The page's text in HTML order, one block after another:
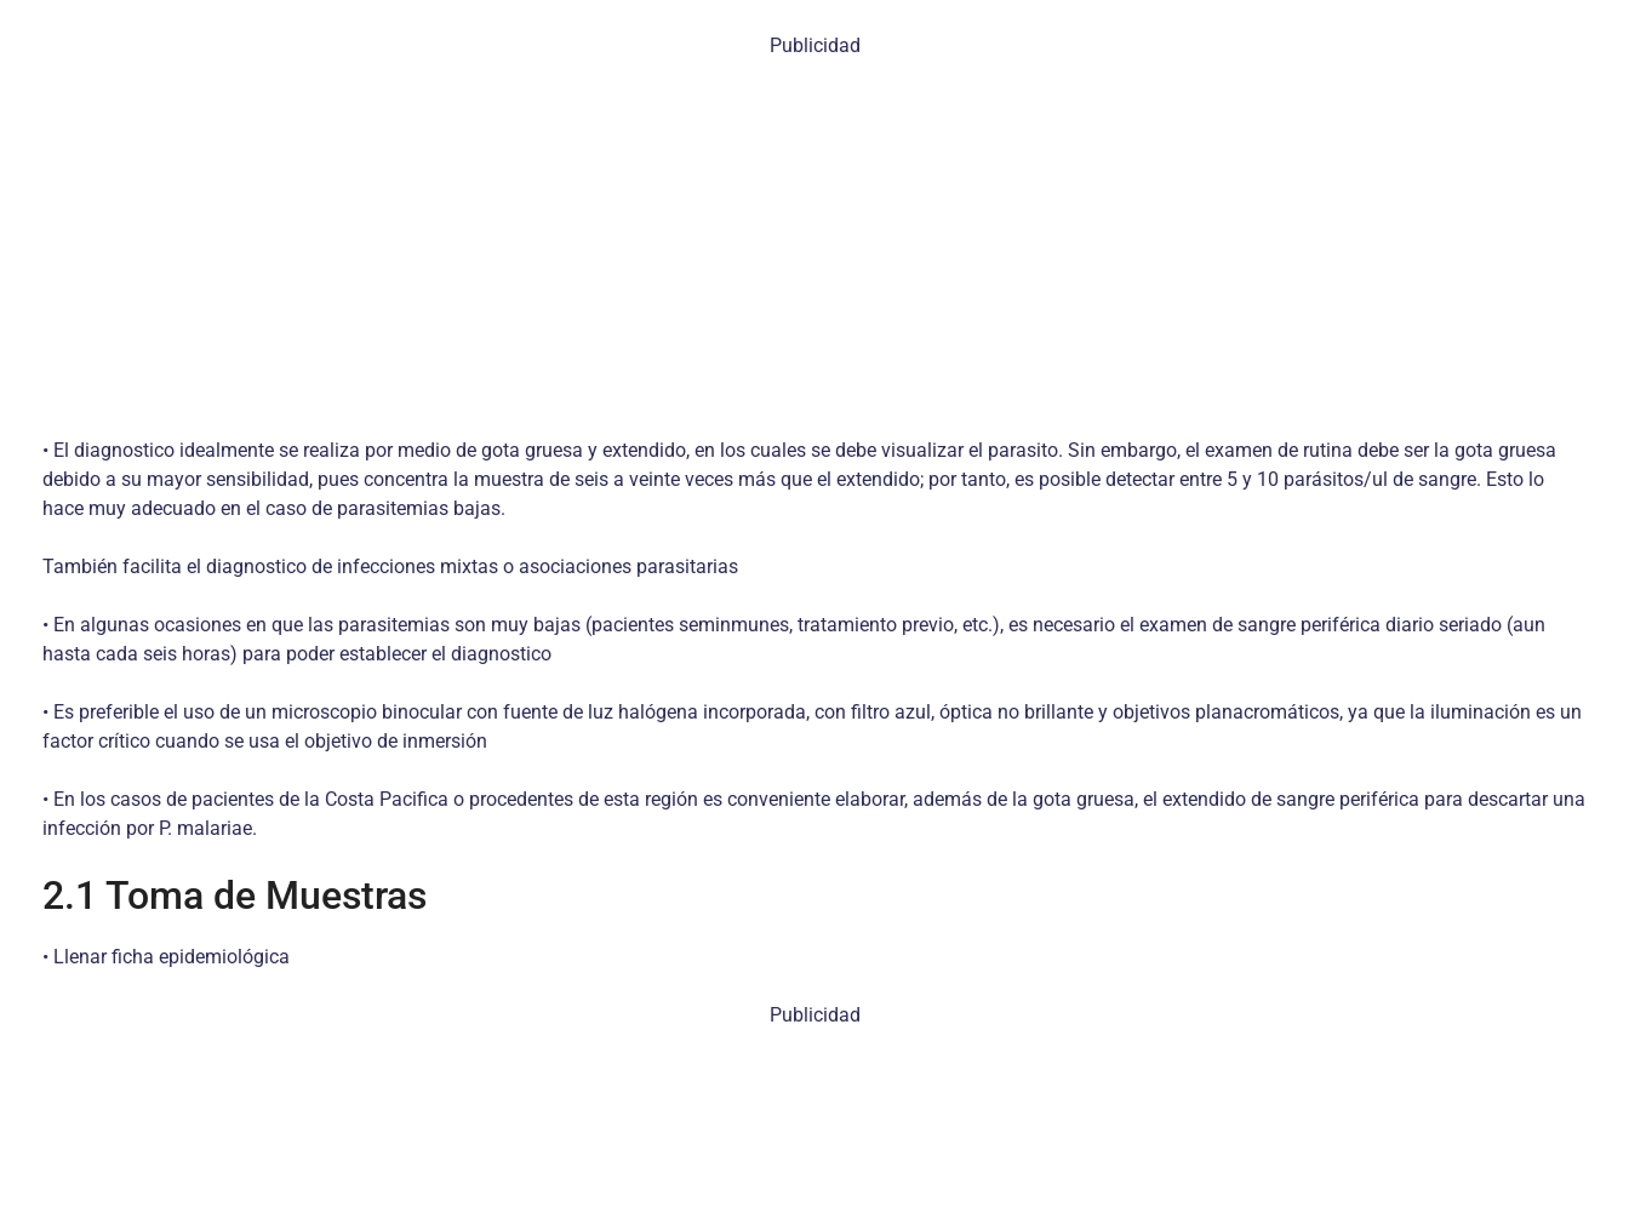
Publicidad
• El diagnostico idealmente se realiza por medio de gota gruesa y extendido, en los cuales se debe visualizar el parasito. Sin embargo, el examen de rutina debe ser la gota gruesa
debido a su mayor sensibilidad, pues concentra la muestra de seis a veinte veces más que el extendido; por tanto, es posible detectar entre 5 y 10 parásitos/ul de sangre. Esto lo
hace muy adecuado en el caso de parasitemias bajas.
También facilita el diagnostico de infecciones mixtas o asociaciones parasitarias
• En algunas ocasiones en que las parasitemias son muy bajas (pacientes seminmunes, tratamiento previo, etc.), es necesario el examen de sangre periférica diario seriado (aun
hasta cada seis horas) para poder establecer el diagnostico
• Es preferible el uso de un microscopio binocular con fuente de luz halógena incorporada, con filtro azul, óptica no brillante y objetivos planacromáticos, ya que la iluminación es un
factor crítico cuando se usa el objetivo de inmersión
• En los casos de pacientes de la Costa Pacifica o procedentes de esta región es conveniente elaborar, además de la gota gruesa, el extendido de sangre periférica para descartar una
infección por P. malariae.
2.1 Toma de Muestras
• Llenar ficha epidemiológica
Publicidad